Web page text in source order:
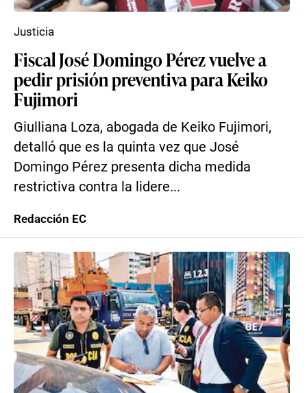
Fiscal José Domingo Pérez vuelve a
pedir prisión preventiva para Keiko
Fujimori
Giulliana Loza, abogada de Keiko Fujimori,
detalló que es la quinta vez que José
Domingo Pérez presenta dicha medida
restrictiva contra la lidere...
Justicia
Redacción EC